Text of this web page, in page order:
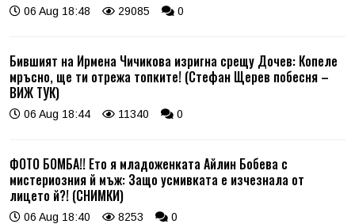
06 Aug 18:48 29085 0
Бившият на Ирмена Чичикова изригна срещу Дочев: Копеле
мръсно, ще ти отрежа топките! (Стефан Щерев побесня –
ВИЖ ТУК)
06 Aug 18:44 11340 0
ФОТО БОМБА!! Ето я младоженката Айлин Бобева с
мистериозния й мъж: Защо усмивката е изчезнала от
лицето й?! (СНИМКИ)
06 Aug 18:40 8253 0